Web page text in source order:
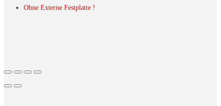
Ohne Externe Festplatte !